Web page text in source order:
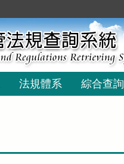
法規體系 綜合查詢